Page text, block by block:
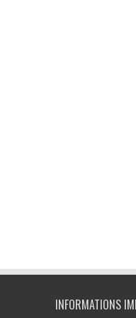
INFORMATIONS